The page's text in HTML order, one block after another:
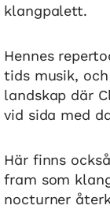
klangpalett.
Hennes
tids musik,
landskap där
vid sida med
Här finns
fram som
nocturner